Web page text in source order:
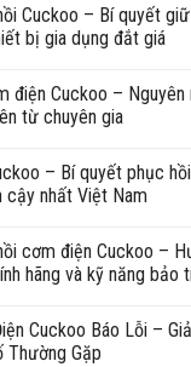
Cuckoo – Bí quyết
bị gia dụng đắt giá
điện Cuckoo –
từ chuyên gia
– Bí quyết phục
cậy nhất Việt Nam
cơm điện Cuckoo –
hãng và kỹ năng bảo
Cuckoo Báo Lỗi –
Thường Gặp